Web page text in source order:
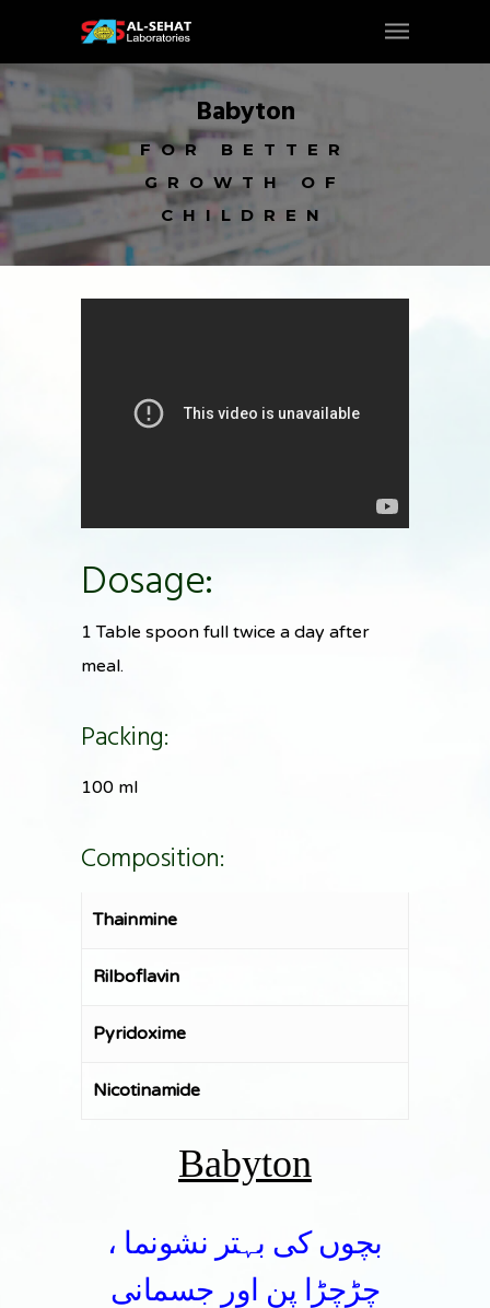
Babyton
FOR BETTER
GROWTH OF
CHILDREN
Dosage:
1 Table spoon full twice a day after
meal.
Packing:
100 ml
Composition:
Thainmine
Rilboflavin
Pyridoxime
Nicotinamide
Babyton
بچوں کی بہتر نشونما ،
چڑچڑا پن اور جسمانی